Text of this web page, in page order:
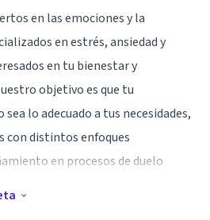
en las emociones y la
en estrés, ansiedad y
en tu bienestar y
objetivo es que tu
lo adecuado a tus necesidades,
con distintos enfoques
en procesos de duelo